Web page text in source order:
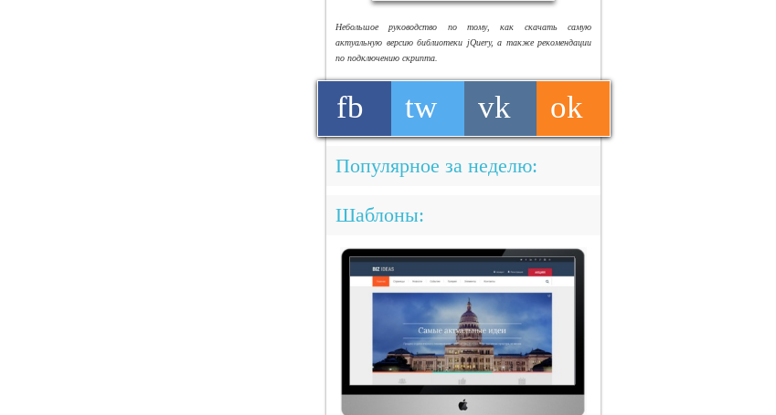
Небольшое руководство по тому, как скачать самую
актуальную версию библиотеки jQuery, а также рекомендации
по подключению скрипта.
fb tw vk ok
Популярное за неделю:
Шаблоны: